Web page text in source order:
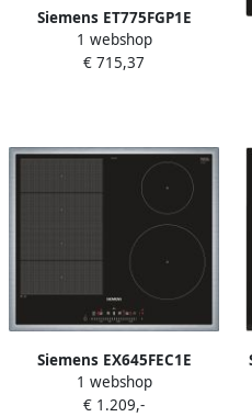
Siemens ET775FGP1E
Kookplaat HighSpeed-
vitrokeramisch 70cm |
1 webshop
€ 715,37
Siemens EX645FEC1E
Inductiekookplaat Inbouw
Zwart
1 webshop
€ 1.209,-